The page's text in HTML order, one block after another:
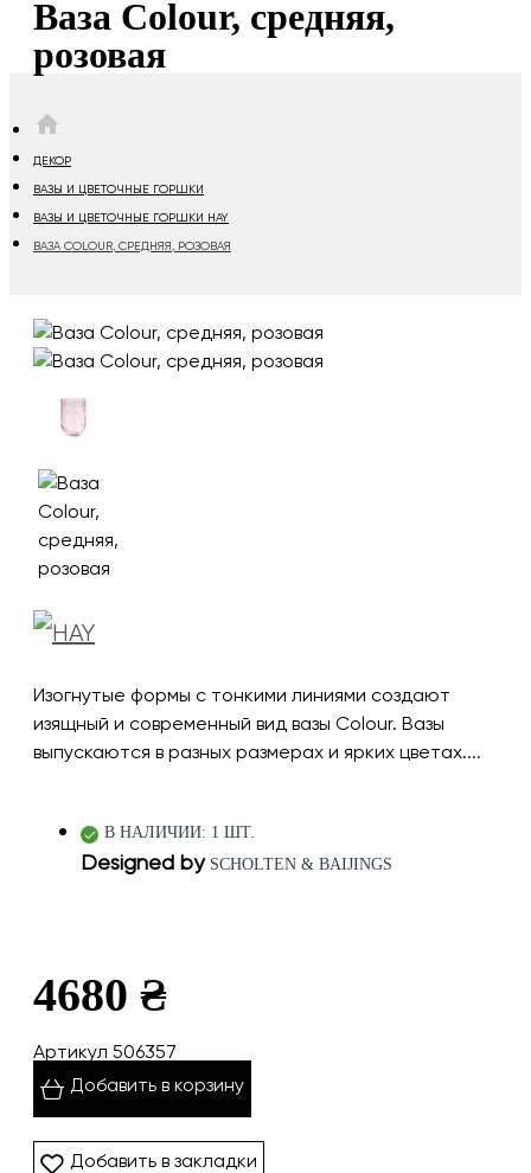
Ваза Colour, средняя,
розовая
ДЕКОР
ВАЗЫ И ЦВЕТОЧНЫЕ ГОРШКИ
ВАЗЫ И ЦВЕТОЧНЫЕ ГОРШКИ HAY
ВАЗА COLOUR, СРЕДНЯЯ, РОЗОВАЯ
Изогнутые формы с тонкими линиями создают
изящный и современный вид вазы Colour. Вазы
выпускаются в разных размерах и ярких цветах....
В НАЛИЧИИ: 1 ШТ.
Designed by SCHOLTEN & BAIJINGS
4680 ₴
Артикул 506357
Добавить в корзину
Добавить в закладки